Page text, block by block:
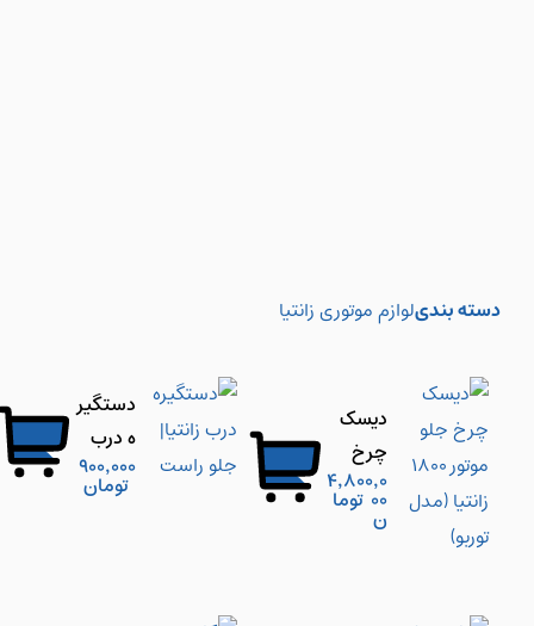
دسته بندیلوازم موتوری زانتیا
دیسک
چرخ
جلو
موتور
4,800,0
00 توما
ن
دستگیر
ه درب
زانتیا|
جلو
900,000
تومان